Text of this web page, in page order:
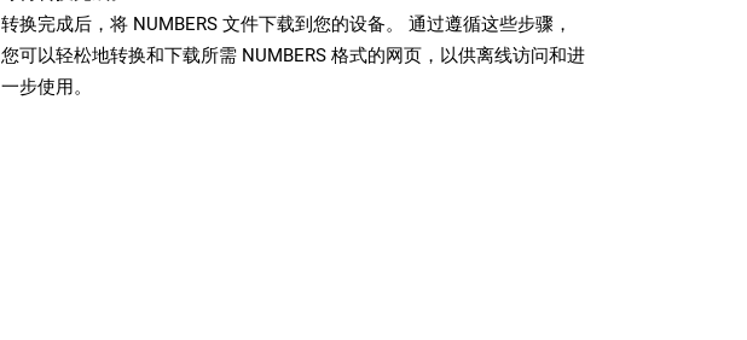
转换完成后，将 NUMBERS 文件下载到您的设备。 通过遵循这些步骤，
您可以轻松地转换和下载所需 NUMBERS 格式的网页，以供离线访问和进
一步使用。